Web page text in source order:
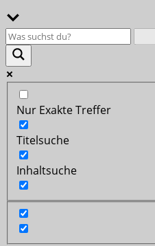
Nur Exakte Treffer
Titelsuche
Inhaltsuche